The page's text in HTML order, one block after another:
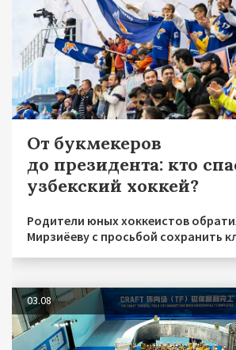
От букмекеров
до президента: кто
узбекский хоккей?
Родители юных хоккеистов
Мирзиёеву с просьбой сохранить
03.08